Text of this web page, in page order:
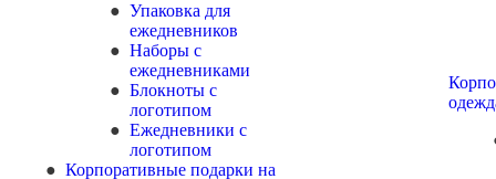
Упаковка для
ежедневников
Наборы с
ежедневниками
Блокноты с
логотипом
Ежедневники с
логотипом
Корпоративные подарки на